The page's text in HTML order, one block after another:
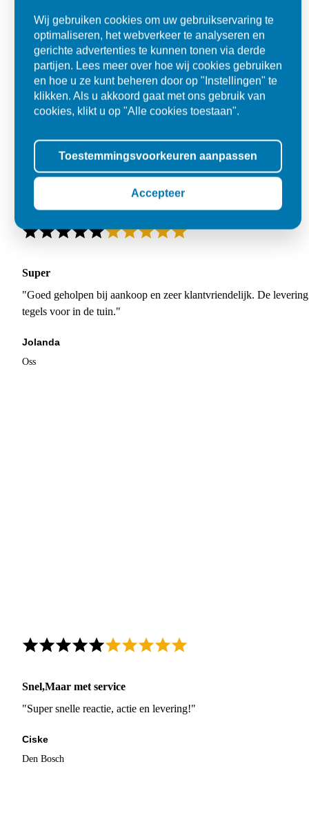
Super
"Goed geholpen bij aankoop en zeer klantvriendelijk. De
tegels voor in de tuin."
Jolanda
Oss
Snel,Maar met service
"Super snelle reactie, actie en levering!"
Ciske
Den Bosch
Wij gebruiken cookies om uw gebruikservaring te
optimaliseren, het webverkeer te analyseren en
gerichte advertenties te kunnen tonen via derde
partijen. Lees meer over hoe wij cookies gebruiken
en hoe u ze kunt beheren door op "Instellingen" te
klikken. Als u akkoord gaat met ons gebruik van
cookies, klikt u op "Alle cookies toestaan".
Toestemmingsvoorkeuren aanpassen
Accepteer